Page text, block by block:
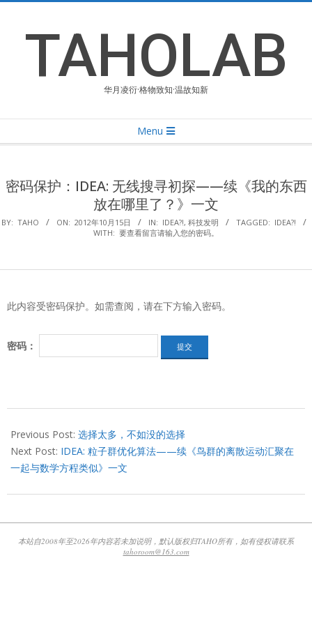
contentTAHOLAB
华月凌衍·格物致知·温故知新
Navigation
Menu
密码保护：IDEA: 无线搜寻初探——续《我的东西
放在哪里了？》一文
BY: TAHO ON: 2012年10月15日 IN: IDEA?!, 科技发明 TAGGED: IDEA?!
WITH: 要查看留言请输入您的密码。
此内容受密码保护。如需查阅，请在下方输入密码。
密码：
10-
15
Previous Post: 选择太多，不如没的选择
Next Post: IDEA: 粒子群优化算法——续《鸟群的离散运动汇聚在
一起与数学方程类似》一文
本站自2008年至2026年内容若未加说明，默认版权归TAHO所有，如有侵权请联系
tahoroom@163.com